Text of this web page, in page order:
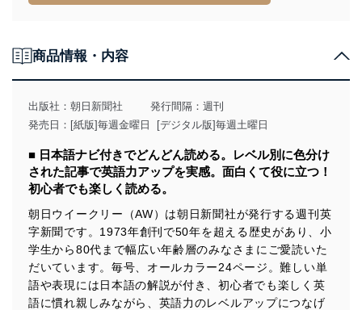
その他の規範を遵守します。また、当社の管理の仕組み
に、これらの法令及びその他の規範を常に適合させま
す。
当社は、個人情報の正確性及び安全性を確保するため
に、下記セキュリティ対策をはじめとする安全対策を実
正に努めます。
アクセス制御
個人データを取り扱うことのできる機器及び当該
機器を取り扱う従業者を明確化し、 個人データへ
の不要なアクセスを防止しています。
商品情報・内容
出版社： 朝日新聞社
発行間隔：週刊
発売日：[紙版]毎週金曜日 [デジタル版]毎週土曜日
■ 日本語ナビ付きでどんどん読める。レベル別に色分け
された記事で英語力アップを実感。面白くて役に立つ！
初心者でも楽しく読める。
朝日ウイークリー（AW）は朝日新聞社が発行する週刊英
字新聞です。1973年創刊で50年を超える歴史があり、小
学生から80代まで幅広い年齢層のみなさまにご愛読いた
だいています。毎号、オールカラー24ページ。難しい単
語や表現には日本語の解説が付き、初心者でも楽しく英
語に慣れ親しみながら、英語力のレベルアップにつなげ